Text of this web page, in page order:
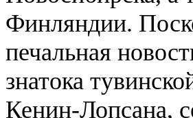
Финляндии.
печальная
знатока
Кенин-Лопсана,